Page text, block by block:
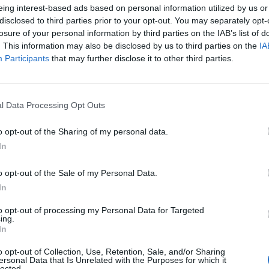
interest-based ads based on personal information utilized by us
to third parties prior to your opt-out. You may separately
of your personal information by third parties on the IAB’s list of
This information may also be disclosed by us to third parties on the
Participants that may further disclose it to other third parties.
Data Processing Opt Outs
opt-out of the Sharing of my personal data.
opt-out of the Sale of my Personal Data.
opt-out of processing my Personal Data for Targeted
opt-out of Collection, Use, Retention, Sale, and/or Sharing
Data that Is Unrelated with the Purposes for which it
poco più di tre anni da una data
lavori sono cominciati - ha risposto al
di Ariccia Emilio Cianfanelli – in
stanno facendo gli scavi
e la ricerca di ordigni bellici, poi, si
le fondamenta». Pur tuttavia la strada
di terreno, giustificazione del
del primo progetto dell'allora
Castelli, presentato dal centrodestra
della gara d'appalto. Il vecchio
un ospedale su cinque ettari e
realizzato in project financing, con
360 posti letto pubblici. Il progetto del
dei Castelli, invece, contempla una
20 ettari di terreno, di cui 15 ceduti alla
la costruzione e gli altri 5 destinati al
Trump, Meloni e la strategia